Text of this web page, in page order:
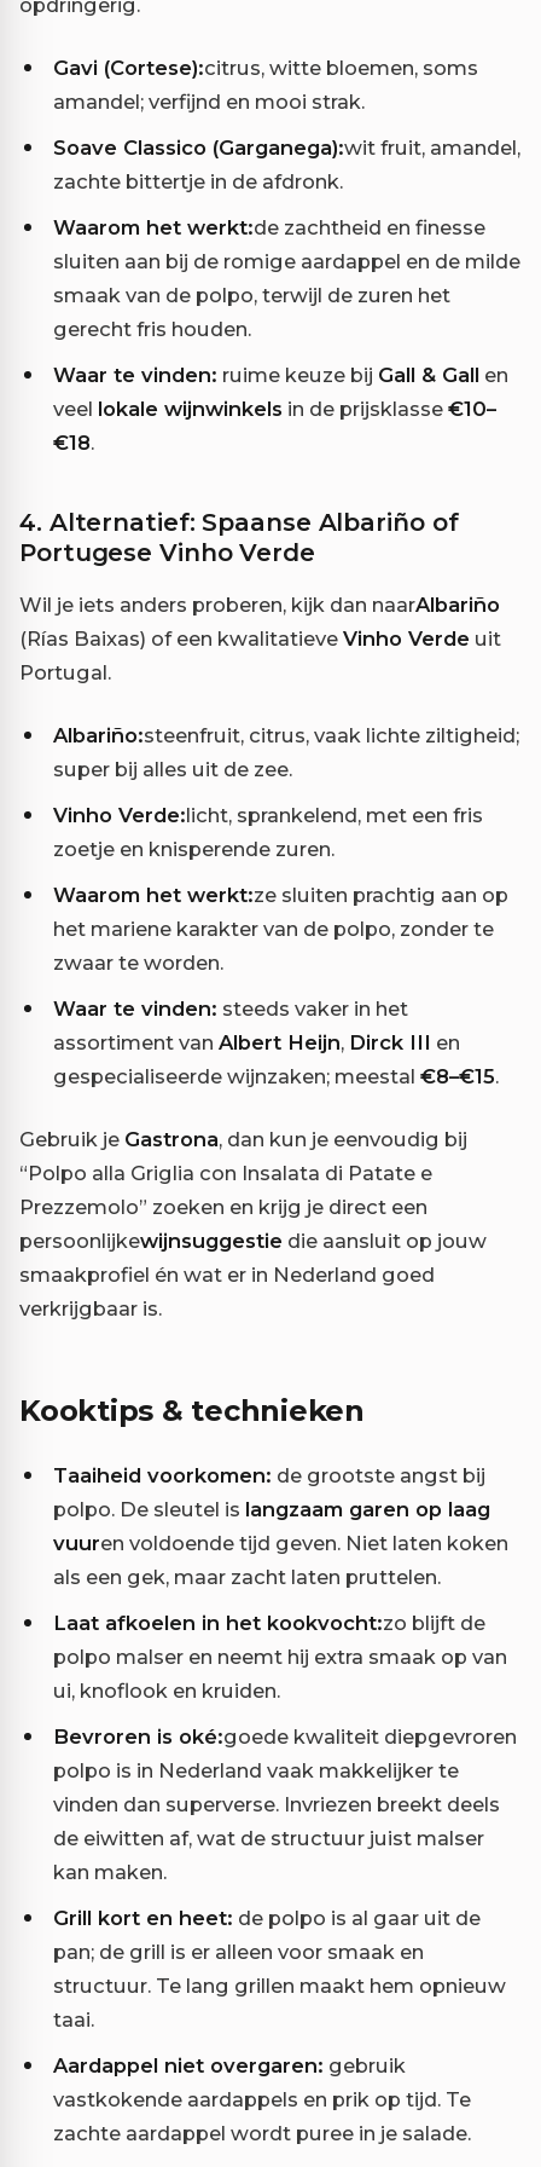
Gavi (Cortese):citrus, witte bloemen, soms
amandel; verfijnd en mooi strak.
Soave Classico (Garganega):wit fruit, amandel,
zachte bittertje in de afdronk.
Waarom het werkt:de zachtheid en finesse
sluiten aan bij de romige aardappel en de milde
smaak van de polpo, terwijl de zuren het
gerecht fris houden.
Waar te vinden: ruime keuze bij Gall & Gall en
veel lokale wijnwinkels in de prijsklasse €10–
€18.
4. Alternatief: Spaanse Albariño of
Portugese Vinho Verde
Wil je iets anders proberen, kijk dan naarAlbariño
(Rías Baixas) of een kwalitatieve Vinho Verde uit
Portugal.
Albariño:steenfruit, citrus, vaak lichte ziltigheid;
super bij alles uit de zee.
Vinho Verde:licht, sprankelend, met een fris
zoetje en knisperende zuren.
Waarom het werkt:ze sluiten prachtig aan op
het mariene karakter van de polpo, zonder te
zwaar te worden.
Waar te vinden: steeds vaker in het
assortiment van Albert Heijn, Dirck III en
gespecialiseerde wijnzaken; meestal €8–€15.
Gebruik je Gastrona, dan kun je eenvoudig bij
“Polpo alla Griglia con Insalata di Patate e
Prezzemolo” zoeken en krijg je direct een
persoonlijkewijnsuggestie die aansluit op jouw
smaakprofiel én wat er in Nederland goed
verkrijgbaar is.
Kooktips & technieken
Taaiheid voorkomen: de grootste angst bij
polpo. De sleutel is langzaam garen op laag
vuuren voldoende tijd geven. Niet laten koken
als een gek, maar zacht laten pruttelen.
Laat afkoelen in het kookvocht:zo blijft de
polpo malser en neemt hij extra smaak op van
ui, knoflook en kruiden.
Bevroren is oké:goede kwaliteit diepgevroren
polpo is in Nederland vaak makkelijker te
vinden dan superverse. Invriezen breekt deels
de eiwitten af, wat de structuur juist malser
kan maken.
Grill kort en heet: de polpo is al gaar uit de
pan; de grill is er alleen voor smaak en
structuur. Te lang grillen maakt hem opnieuw
taai.
Aardappel niet overgaren: gebruik
vastkokende aardappels en prik op tijd. Te
zachte aardappel wordt puree in je salade.